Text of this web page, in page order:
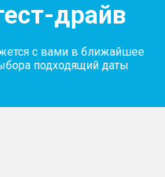
драйв
с вами в ближайшее
подходящий даты